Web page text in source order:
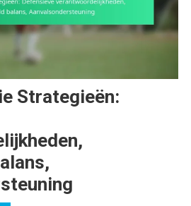
Strategieën: